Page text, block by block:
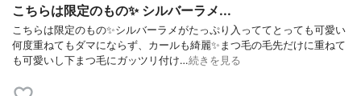
こちらは限定のもの✨ シルバーラメ...
こちらは限定のもの✨シルバーラメがたっぷり入っててとっても可愛い
何度重ねてもダマにならず、カールも綺麗✨まつ毛の毛先だけに重ねて
も可愛いし下まつ毛にガッツリ付け…続きを見る